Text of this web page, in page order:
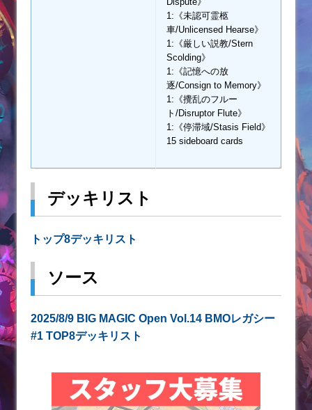
1:《未認可霊柩
車/Unlicensed Hearse》
1:《厳しい説教/Stern
Scolding》
1:《記憶への放
逐/Consign to Memory》
1:《攪乱のフルー
ト/Disruptor Flute》
1:《停滞域/Stasis Field》
15 sideboard cards
デッキリスト
トップ8デッキリスト
ソース
2025/8/9 BIG MAGIC Open Vol.14 BMOレガシー
#1 TOP8デッキリスト